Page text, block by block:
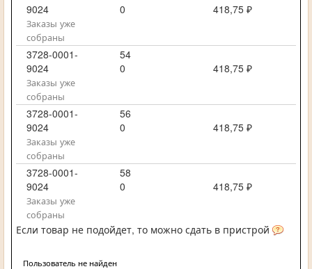
9024
0
418,75 ₽
Заказы уже
собраны
3728-0001-
9024
54
0
418,75 ₽
Заказы уже
собраны
3728-0001-
9024
56
0
418,75 ₽
Заказы уже
собраны
3728-0001-
9024
58
0
418,75 ₽
Заказы уже
собраны
Если товар не подойдет, то можно сдать в пристрой
Пользователь не найден